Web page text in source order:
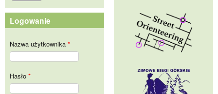
Logowanie
Nazwa użytkownika *
Hasło *